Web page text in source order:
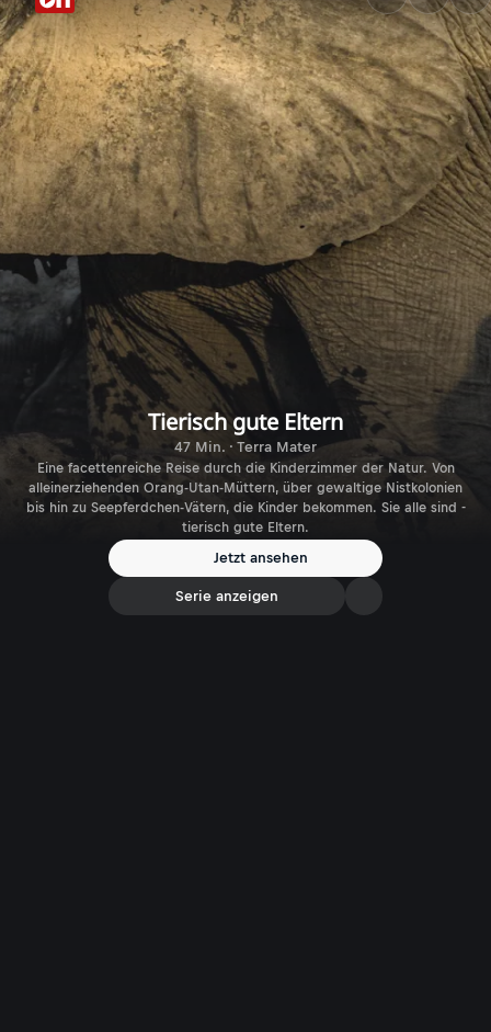
Tierisch gute Eltern
47 Min. · Terra Mater
Eine facettenreiche Reise durch die Kinderzimmer der Natur. Von
alleinerziehenden Orang-Utan-Müttern, über gewaltige Nistkolonien
bis hin zu Seepferdchen-Vätern, die Kinder bekommen. Sie alle sind -
tierisch gute Eltern.
Jetzt ansehen
Serie anzeigen